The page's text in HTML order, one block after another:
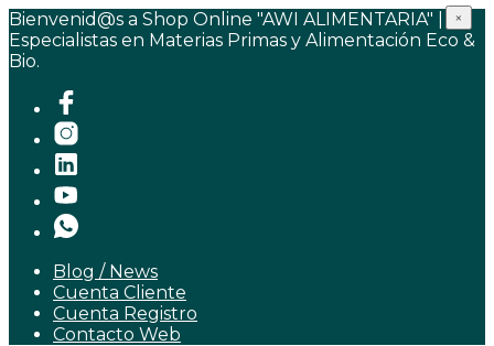
Bienvenid@s a Shop Online "AWI ALIMENTARIA" |
Especialistas en Materias Primas y Alimentación Eco &
Bio.
Blog / News
Cuenta Cliente
Cuenta Registro
Contacto Web
×